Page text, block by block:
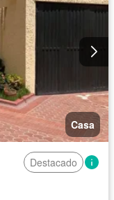
Casa
Destacado